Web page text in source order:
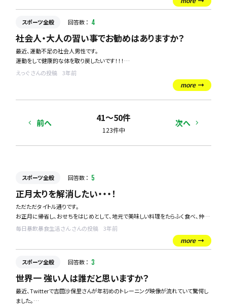
スポーツ全般 回答数 ： 4
社会人・大人の習い事でお勧めはありますか？
最近、運動不足の社会人男性です。
運動をして健康的な体を取り戻したいです！！！
えっぐ さんの投稿
3年前
more
41〜50件
123件中
前へ 次へ
スポーツ全般 回答数 ： 5
正月太りを解消したい・・・！
ただただタイトル通りです。
お正月に帰省し、おせちをはじめとして、地元で美味しい料理をたらふく食べ、仲間
と集まり浴びるようにお酒を飲みました。
案の定、体重は3kg近く増えており、パッと見て分かるぐらいには増量してしまいま
特に、顔とお腹周りについたお肉が顕著です。
この2か所に効果的なスポーツやトレーニングがあれば、教えていただきたいです。
どうか、お願い致します。
毎日暴飲暴食生活さん さんの投稿
3年前
more
スポーツ全般 回答数 ： 3
世界一 強い人は誰だと思いますか？
最近、Twitterで吉田沙保里さんが年初めのトレーニング映像が流れていて驚愕し
ました。